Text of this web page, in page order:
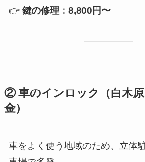
👉 鍵の修理：8,800円〜
② 車のインロック（白木原
金）
車をよく使う地域のため、立体